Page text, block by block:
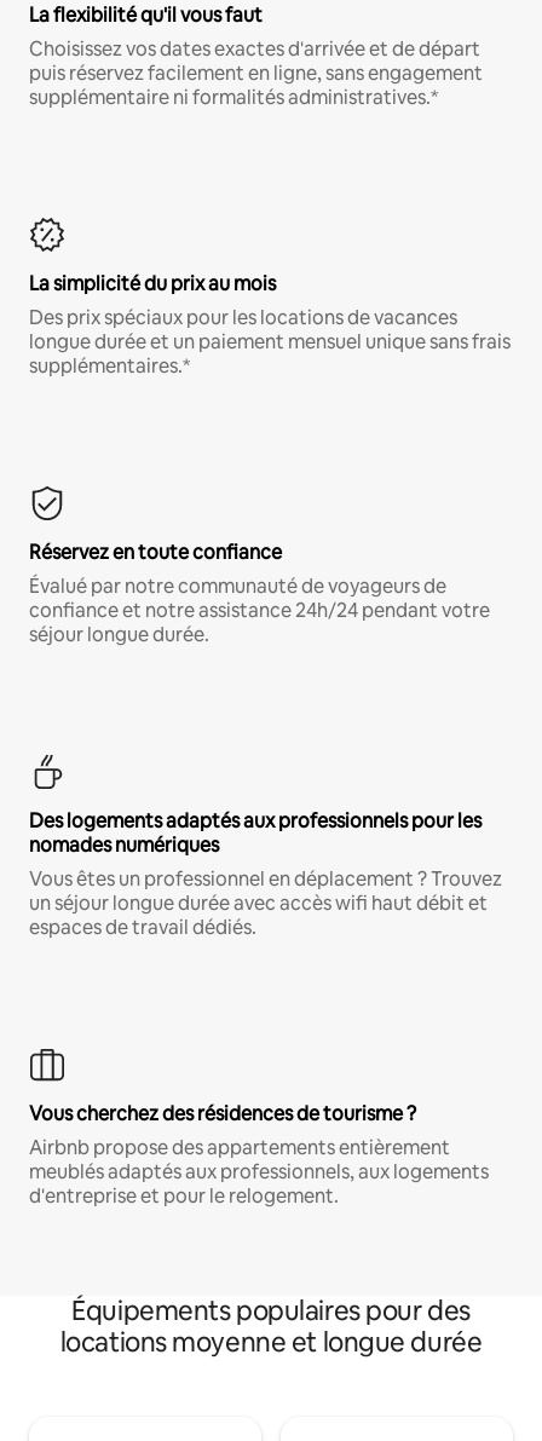
La flexibilité qu'il vous faut
Choisissez vos dates exactes d'arrivée et de départ
puis réservez facilement en ligne, sans engagement
supplémentaire ni formalités administratives.*
La simplicité du prix au mois
Des prix spéciaux pour les locations de vacances
longue durée et un paiement mensuel unique sans frais
supplémentaires.*
Réservez en toute confiance
Évalué par notre communauté de voyageurs de
confiance et notre assistance 24h/24 pendant votre
séjour longue durée.
Des logements adaptés aux professionnels pour les
nomades numériques
Vous êtes un professionnel en déplacement ? Trouvez
un séjour longue durée avec accès wifi haut débit et
espaces de travail dédiés.
Vous cherchez des résidences de tourisme ?
Airbnb propose des appartements entièrement
meublés adaptés aux professionnels, aux logements
d'entreprise et pour le relogement.
Équipements populaires pour des
locations moyenne et longue durée